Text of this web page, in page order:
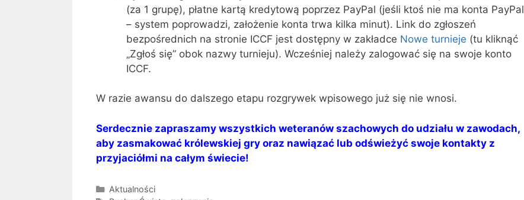
(za 1 grupę), płatne kartą kredytową poprzez PayPal (jeśli ktoś nie ma konta PayPal
– system poprowadzi, założenie konta trwa kilka minut). Link do zgłoszeń
bezpośrednich na stronie ICCF jest dostępny w zakładce Nowe turnieje (tu kliknąć
„Zgłoś się” obok nazwy turnieju). Wcześniej należy zalogować się na swoje konto
ICCF.
W razie awansu do dalszego etapu rozgrywek wpisowego już się nie wnosi.
Serdecznie zapraszamy wszystkich weteranów szachowych do udziału w zawodach,
aby zasmakować królewskiej gry oraz nawiązać lub odświeżyć swoje kontakty z
przyjaciółmi na całym świecie!
Kategorie
Aktualności